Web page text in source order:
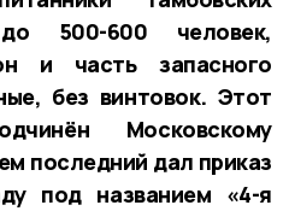
500-600 человек,
и часть запасного
без винтовок. Этот
Московскому
последний дал приказ
под названием «4-я